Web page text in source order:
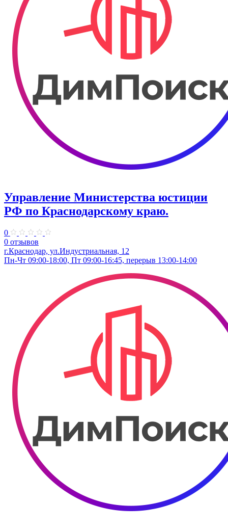
Управление Министерства юстиции
РФ по Краснодарскому краю.
0
0 отзывов
г.Краснодар, ул.​Индустриальная, 12
Пн-Чт 09:00-18:00, Пт 09:00-16:45, перерыв 13:00-14:00